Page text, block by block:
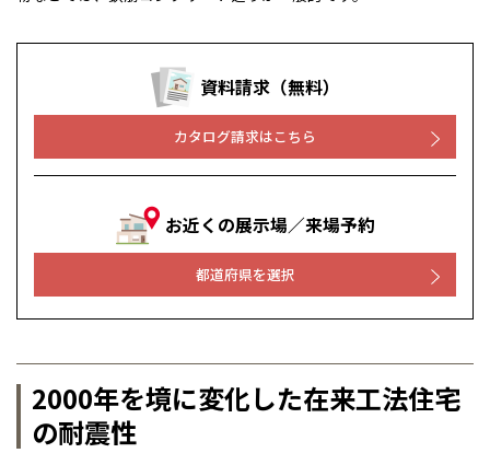
資料請求（無料）
カタログ請求はこちら
お近くの展示場／来場予約
都道府県を選択
2000年を境に変化した在来工法住宅
の耐震性